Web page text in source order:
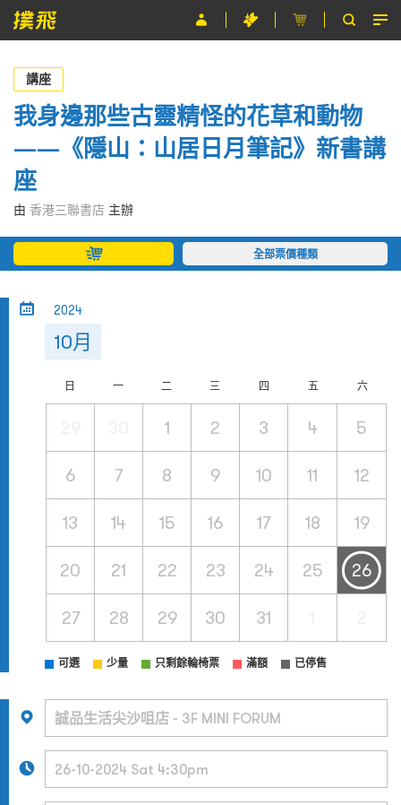
節目
主辦單位
關於撲飛
條款及細則
講座
我身邊那些古靈精怪的花草和動物
——《隱山：山居日月筆記》新書講
座
由 香港三聯書店 主辦
全部票價種類
2024
10月
日 一 二 三 四 五 六
1 2 3 4 5
6 7 8 9 10 11 12
13 14 15 16 17 18 19
20 21 22 23 24 25 26
27 28 29 30 31
可選 少量 只剩餘輪椅票 滿額 已停售